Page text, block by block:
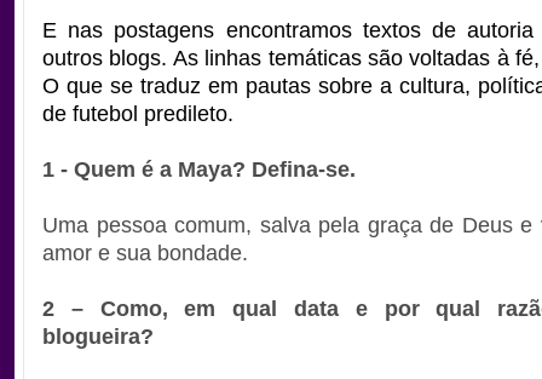
E nas postagens encontramos textos de
outros blogs. As linhas temáticas são voltadas à
O que se traduz em pautas sobre a cultura,
de futebol predileto.
1 - Quem é a Maya? Defina-se.
Uma pessoa comum, salva pela graça de Deus e
amor e sua bondade.
2 – Como, em qual data e por qual
blogueira?